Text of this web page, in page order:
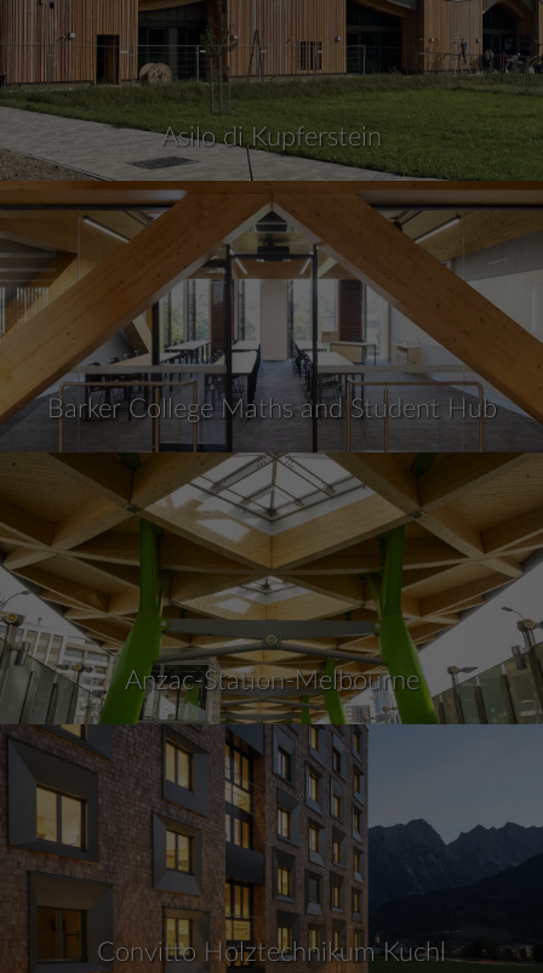
Asilo di Kupferstein
Barker College Maths and Student Hub
Anzac-Station-Melbourne
Convitto Holztechnikum Kuchl